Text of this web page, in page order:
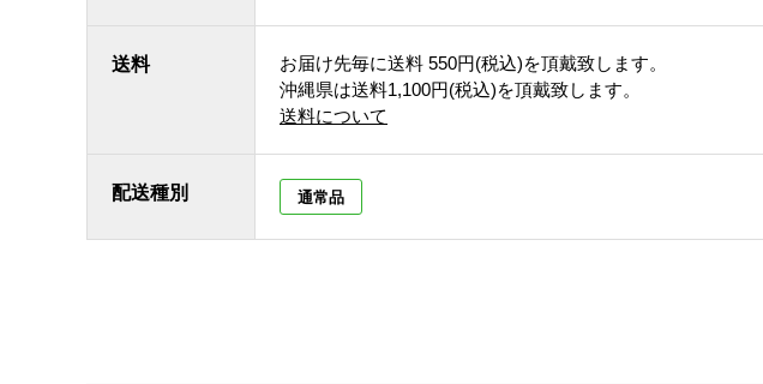
送料 お届け先毎に送料 550円(税込)を頂戴致します。
沖縄県は送料1,100円(税込)を頂戴致します。
送料について
配送種別 通常品